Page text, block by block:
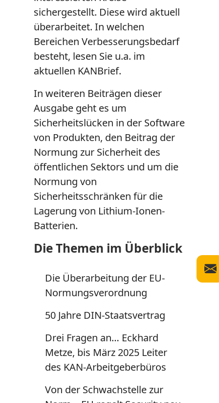
sichergestellt. Diese wird aktuell
überarbeitet. In welchen
Bereichen Verbesserungsbedarf
besteht, lesen Sie u.a. im
aktuellen KANBrief.
In weiteren Beiträgen dieser
Ausgabe geht es um
Sicherheitslücken in der Software
von Produkten, den Beitrag der
Normung zur Sicherheit des
öffentlichen Sektors und um die
Normung von
Sicherheitsschränken für die
Lagerung von Lithium-Ionen-
Batterien.
Die Themen im Überblick
Die Überarbeitung der EU-
Normungsverordnung
50 Jahre DIN-Staatsvertrag
Drei Fragen an… Eckhard
Metze, bis März 2025 Leiter
des KAN-Arbeitgeberbüros
Von der Schwachstelle zur